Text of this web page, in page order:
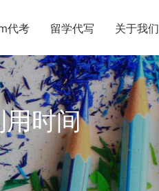
代考 留学代写 关于我们
时间